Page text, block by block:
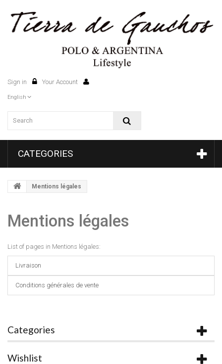
Sign in Your Account
English
CATEGORIES
Mentions légales
Mentions légales
List of pages in Mentions légales:
Livraison
Conditions générales de vente
Categories
Wishlist